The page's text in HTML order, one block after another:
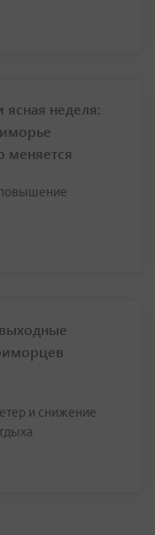
неделя:
меняется
повышение
и снижение